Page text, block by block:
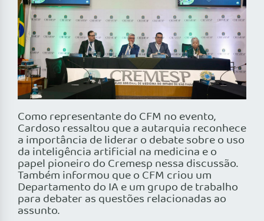
Como representante do CFM no evento,
Cardoso ressaltou que a autarquia reconhece
a importância de liderar o debate sobre o uso
da inteligência artificial na medicina e o
papel pioneiro do Cremesp nessa discussão.
Também informou que o CFM criou um
Departamento do IA e um grupo de trabalho
para debater as questões relacionadas ao
assunto.